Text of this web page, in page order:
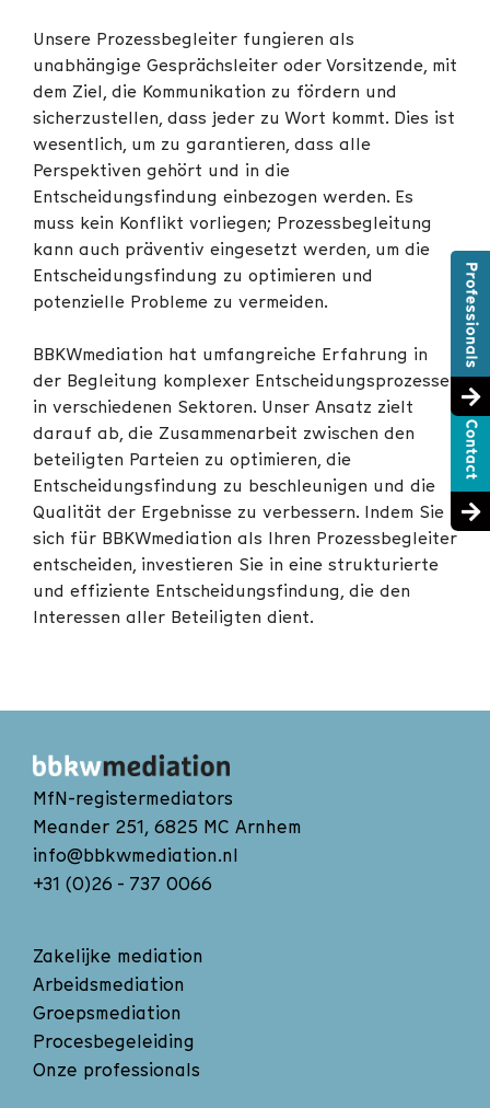
Unsere Prozessbegleiter fungieren als
unabhängige Gesprächsleiter oder Vorsitzende, mit
dem Ziel, die Kommunikation zu fördern und
sicherzustellen, dass jeder zu Wort kommt. Dies ist
wesentlich, um zu garantieren, dass alle
Perspektiven gehört und in die
Entscheidungsfindung einbezogen werden. Es
muss kein Konflikt vorliegen; Prozessbegleitung
kann auch präventiv eingesetzt werden, um die
Entscheidungsfindung zu optimieren und
potenzielle Probleme zu vermeiden.
BBKWmediation hat umfangreiche Erfahrung in
der Begleitung komplexer Entscheidungsprozesse
in verschiedenen Sektoren. Unser Ansatz zielt
darauf ab, die Zusammenarbeit zwischen den
beteiligten Parteien zu optimieren, die
Entscheidungsfindung zu beschleunigen und die
Qualität der Ergebnisse zu verbessern. Indem Sie
sich für BBKWmediation als Ihren Prozessbegleiter
entscheiden, investieren Sie in eine strukturierte
und effiziente Entscheidungsfindung, die den
Interessen aller Beteiligten dient.
MfN-registermediators
Meander 251, 6825 MC Arnhem
info@bbkwmediation.nl
+31 (0)26 - 737 0066
Zakelijke mediation
Arbeidsmediation
Groepsmediation
Procesbegeleiding
Onze professionals